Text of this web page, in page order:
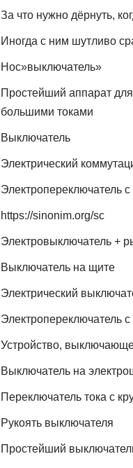
За что нужно дёрнуть,
Иногда с ним шутливо
Нос»выключатель»
Простейший аппарат
большими токами
Выключатель
Электрический
Электропереключатель
https://sinonim.org/sc
Электровыключатель +
Выключатель на щите
Электрический
Электропереключатель
Устройство,
Выключатель на
Переключатель тока с
Рукоять выключателя
Простейший